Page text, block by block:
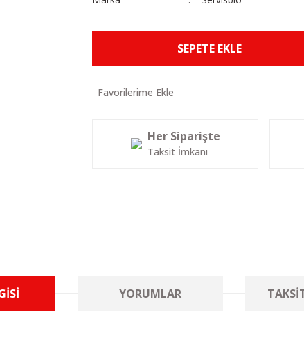
SEPETE EKLE
Her Siparişte
Taksit İmkanı
YORUMLAR